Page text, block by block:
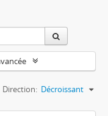
Direction: Décroissant